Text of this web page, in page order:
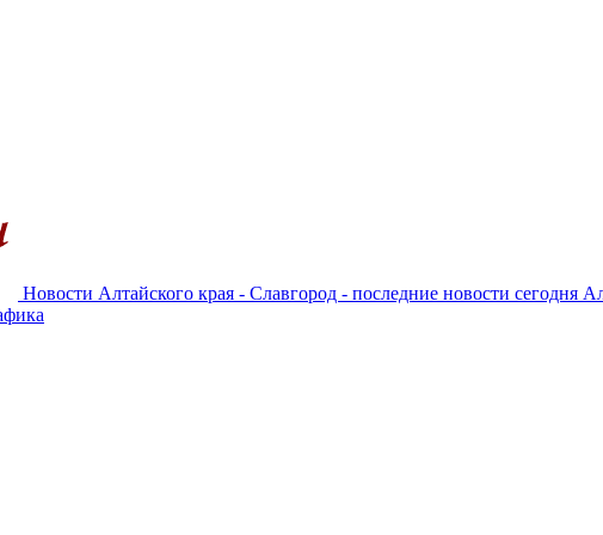
Новости Алтайского края - Славгород - последние новости сегодня